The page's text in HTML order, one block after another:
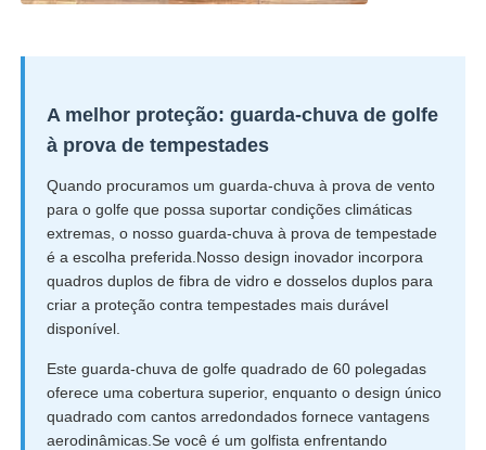
A melhor proteção: guarda-chuva de golfe
à prova de tempestades
Quando procuramos um guarda-chuva à prova de vento
para o golfe que possa suportar condições climáticas
extremas, o nosso guarda-chuva à prova de tempestade
é a escolha preferida.Nosso design inovador incorpora
quadros duplos de fibra de vidro e dosselos duplos para
criar a proteção contra tempestades mais durável
disponível.
Este guarda-chuva de golfe quadrado de 60 polegadas
oferece uma cobertura superior, enquanto o design único
quadrado com cantos arredondados fornece vantagens
aerodinâmicas.Se você é um golfista enfrentando